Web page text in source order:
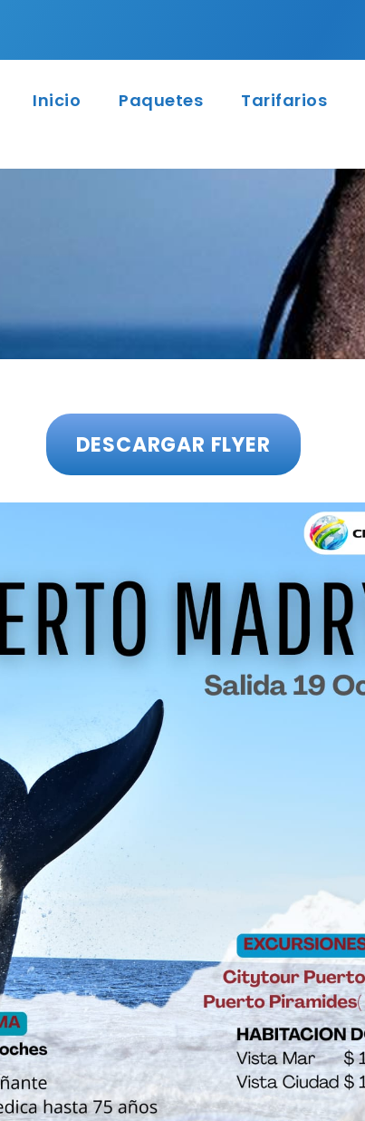
Inicio Paquetes Tarifarios
DESCARGAR FLYER